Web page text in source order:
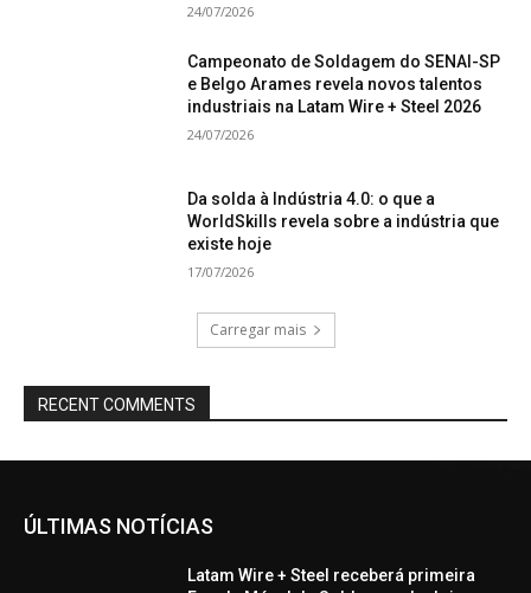
24/07/2026
Campeonato de Soldagem do SENAI-SP
e Belgo Arames revela novos talentos
industriais na Latam Wire + Steel 2026
24/07/2026
Da solda à Indústria 4.0: o que a
WorldSkills revela sobre a indústria que
existe hoje
17/07/2026
Carregar mais
RECENT COMMENTS
ÚLTIMAS NOTÍCIAS
Latam Wire + Steel receberá primeira